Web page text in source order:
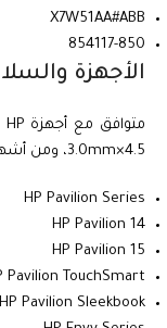
X7W51AA#ABB
854117-850
الأجهزة
4.5×3.0mm، ومن أشهر السلاسل المتوافقة:
HP Pavilion Series
HP Pavilion 14
HP Pavilion 15
Pavilion TouchSmart
HP Pavilion Sleekbook